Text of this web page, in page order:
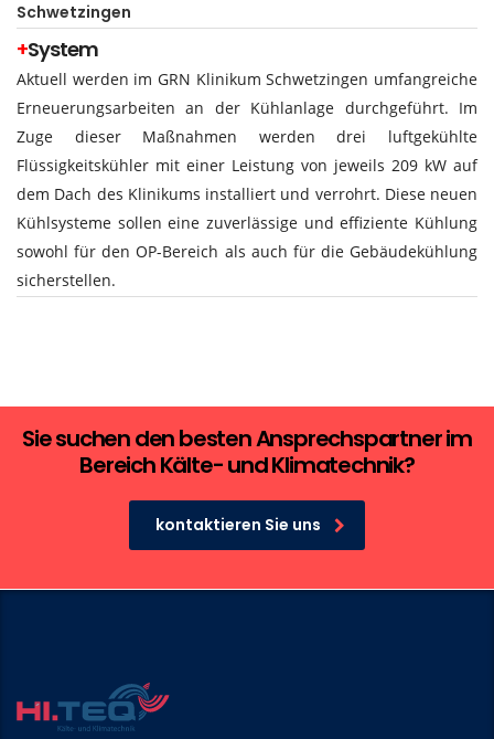
Schwetzingen
+System
Aktuell werden im GRN Klinikum Schwetzingen umfangreiche
Erneuerungsarbeiten an der Kühlanlage durchgeführt. Im
Zuge dieser Maßnahmen werden drei luftgekühlte
Flüssigkeitskühler mit einer Leistung von jeweils 209 kW auf
dem Dach des Klinikums installiert und verrohrt. Diese neuen
Kühlsysteme sollen eine zuverlässige und effiziente Kühlung
sowohl für den OP-Bereich als auch für die Gebäudekühlung
sicherstellen.
Sie suchen den besten Ansprechspartner im
Bereich Kälte- und Klimatechnik?
kontaktieren Sie uns